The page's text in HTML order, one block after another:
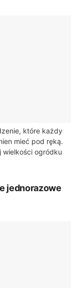
które każdy
mieć pod ręką.
wielkości ogródku
jednorazowe